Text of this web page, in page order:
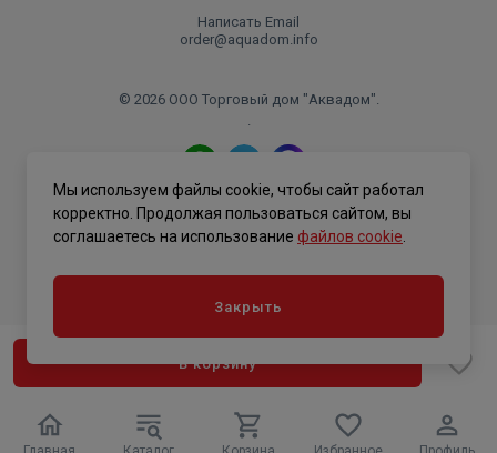
В корзину
Написать Email
order@aquadom.info
© 2026 ООО Торговый дом "Аквадом".
.
Политика конфиденциальности
Мы используем файлы cookie, чтобы сайт работал
корректно. Продолжая пользоваться сайтом, вы
соглашаетесь на использование файлов cookie
Закрыть